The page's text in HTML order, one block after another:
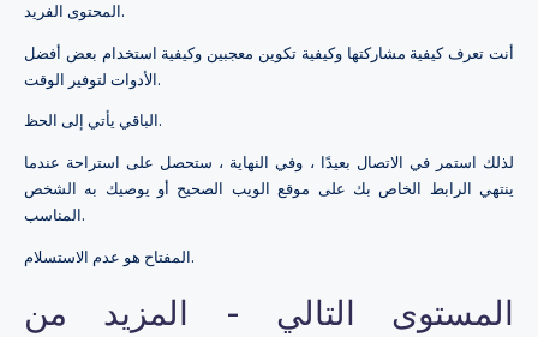
المحتوى الفريد.
أنت تعرف كيفية مشاركتها وكيفية تكوين معجبين وكيفية استخدام بعض أفضل
الأدوات لتوفير الوقت.
الباقي يأتي إلى الحظ.
لذلك استمر في الاتصال بعيدًا ، وفي النهاية ، ستحصل على استراحة عندما
ينتهي الرابط الخاص بك على موقع الويب الصحيح أو يوصيك به الشخص
المناسب.
المفتاح هو عدم الاستسلام.
المستوى التالي - المزيد من